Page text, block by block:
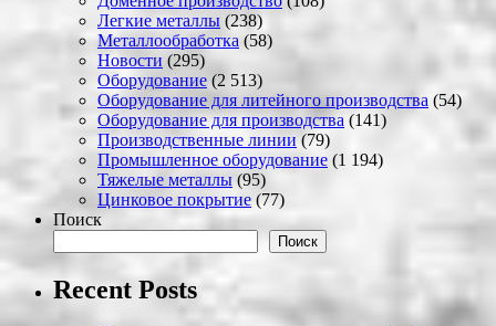
Легкие металлы (238)
Металлообработка (58)
Новости (295)
Оборудование (2 513)
Оборудование для литейного производства (54)
Оборудование для производства (141)
Производственные линии (79)
Промышленное оборудование (1 194)
Тяжелые металлы (95)
Цинковое покрытие (77)
Поиск
Поиск
Recent Posts